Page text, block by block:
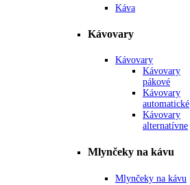
Káva
Kávovary
Kávovary
Kávovary
pákové
Kávovary
automatické
Kávovary
alternatívne
Mlynčeky na kávu
Mlynčeky na kávu